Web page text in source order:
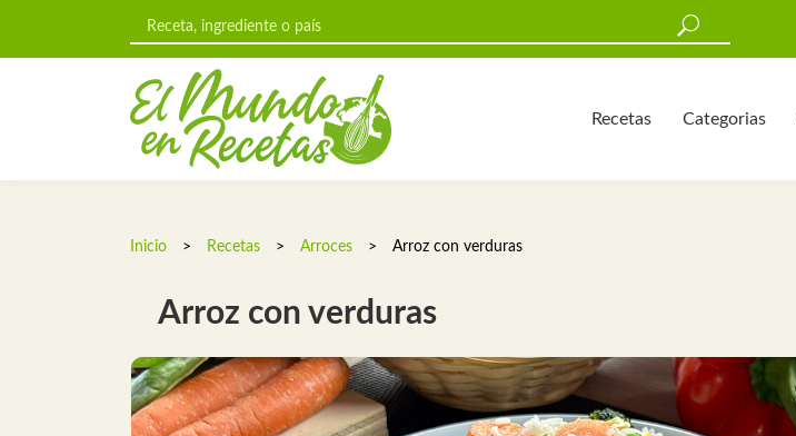
Recetas Categorias
Inicio > Recetas > Arroces > Arroz con verduras
Arroz con verduras